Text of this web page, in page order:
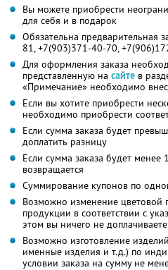
Вы можете приобрести
для себя и в подарок
Обязательна предварительная
81, +7(903)371-40-70,
Для оформления заказа
представленную на сайте в
«Примечание» необходимо
Если вы хотите приобрести
необходимо приобрести
Если сумма заказа будет
доплатить разницу
Если сумма заказа будет менее
возвращается
Суммирование купонов по
Возможно изменение цветовой
продукции в соответствии с
этом вы ничего не доплачиваете
Возможно изготовление
именные изделия и т.д.) по
условии заказа на сумму не